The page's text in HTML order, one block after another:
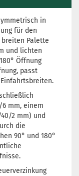
in
für den
breiten Palette
und lichten
Öffnung
passt
mm, einem
2 mm) und
die
90° und 180°